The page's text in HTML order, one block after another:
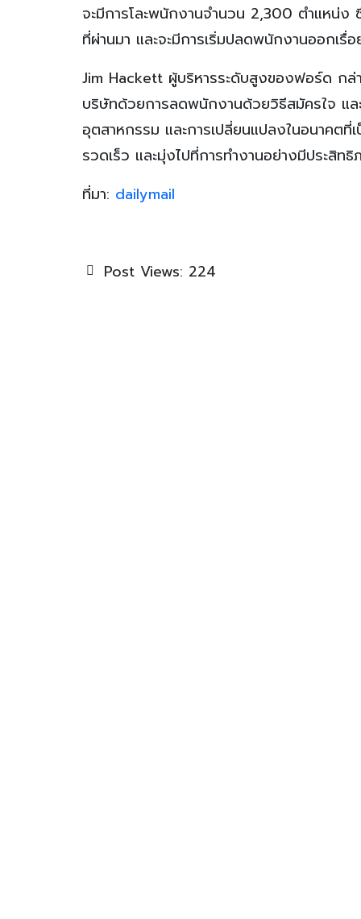
จะมีการโละพนักงานจำนวน 2,300 ตำแหน่ง
ที่ผ่านมา และจะมีการเริ่มปลดพนักงานออกเ
Jim Hackett ผู้บริหารระดับสูงของฟอร์ด กล่
บริษัทด้วยการลดพนักงานด้วยวิธีสมัครใจ แล
อุตสาหกรรม และการเปลี่ยนแปลงในอนาคต
รวดเร็ว และมุ่งไปที่การทำงานอย่างมีประสิท
ที่มา: dailymail
Post Views: 224